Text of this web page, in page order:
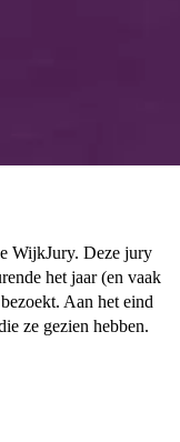
WijkJury. Deze jury
het jaar (en vaak
Aan het eind
ze gezien hebben.